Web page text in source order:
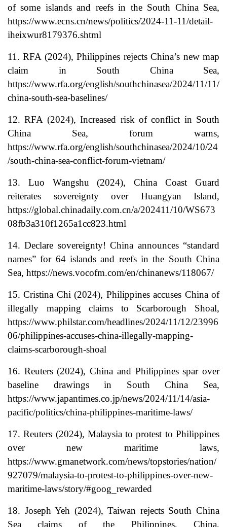
of some islands and reefs in the South China Sea,
https://www.ecns.cn/news/politics/2024-11-11/detail-
iheixwur8179376.shtml
11. RFA (2024), Philippines rejects China’s new map
claim in South China Sea,
https://www.rfa.org/english/southchinasea/2024/11/11/
china-south-sea-baselines/
12. RFA (2024), Increased risk of conflict in South
China Sea, forum warns,
https://www.rfa.org/english/southchinasea/2024/10/24
/south-china-sea-conflict-forum-vietnam/
13. Luo Wangshu (2024), China Coast Guard
reiterates sovereignty over Huangyan Island,
https://global.chinadaily.com.cn/a/202411/10/WS673
08fb3a310f1265a1cc823.html
14. Declare sovereignty! China announces “standard
names” for 64 islands and reefs in the South China
Sea, https://news.vocofm.com/en/chinanews/118067/
15. Cristina Chi (2024), Philippines accuses China of
illegally mapping claims to Scarborough Shoal,
https://www.philstar.com/headlines/2024/11/12/23996
06/philippines-accuses-china-illegally-mapping-
claims-scarborough-shoal
16. Reuters (2024), China and Philippines spar over
baseline drawings in South China Sea,
https://www.japantimes.co.jp/news/2024/11/14/asia-
pacific/politics/china-philippines-maritime-laws/
17. Reuters (2024), Malaysia to protest to Philippines
over new maritime laws,
https://www.gmanetwork.com/news/topstories/nation/
927079/malaysia-to-protest-to-philippines-over-new-
maritime-laws/story/#goog_rewarded
18. Joseph Yeh (2024), Taiwan rejects South China
Sea claims of the Philippines, China,